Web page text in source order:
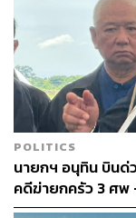
POLITICS
นายกฯ อนุทิน บิน
คดีฆ่ายกครัว 3 ศพ
เสียง